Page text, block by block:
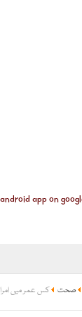
صحت کس عمر میں